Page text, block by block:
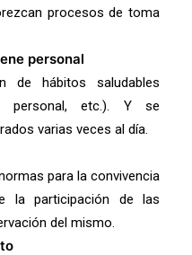
procesos de toma
personal
de hábitos saludables
personal, etc.). Y se
varias veces al día.
para la convivencia
la participación de las
del mismo.